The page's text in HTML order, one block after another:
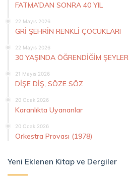
FATMA’DAN SONRA 40 YIL
22 Mayıs 2026
GRİ ŞEHRİN RENKLİ ÇOCUKLARI
22 Mayıs 2026
30 YAŞINDA ÖĞRENDİĞİM ŞEYLER
21 Mayıs 2026
DİŞE DİŞ, SÖZE SÖZ
20 Ocak 2026
Karanlıkta Uyananlar
20 Ocak 2026
Orkestra Provası (1978)
Yeni Eklenen Kitap ve Dergiler